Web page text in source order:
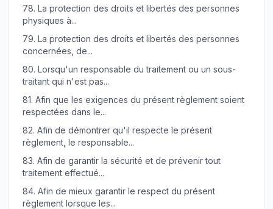
78. La protection des droits et libertés des personnes
physiques à...
79. La protection des droits et libertés des personnes
concernées, de...
80. Lorsqu'un responsable du traitement ou un sous-
traitant qui n'est pas...
81. Afin que les exigences du présent règlement soient
respectées dans le...
82. Afin de démontrer qu'il respecte le présent
règlement, le responsable...
83. Afin de garantir la sécurité et de prévenir tout
traitement effectué...
84. Afin de mieux garantir le respect du présent
règlement lorsque les...